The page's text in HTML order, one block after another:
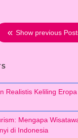
Show previous
Realistis Keliling
Mengapa
di Indonesia